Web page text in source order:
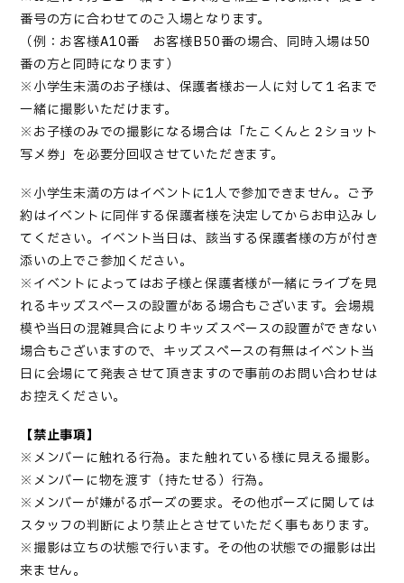
番号の方に合わせてのご入場となります。
（例：お客様A→10番 お客様B→50番の場合、同時入場は50
番の方と同時になります）
※小学生未満のお子様は、保護者様お一人に対して１名まで
一緒に撮影いただけます。
※お子様のみでの撮影になる場合は「たこくんと２ショット
写メ券」を必要分回収させていただきます。
※小学生未満の方はイベントに1人で参加できません。ご予
約はイベントに同伴する保護者様を決定してからお申込みし
てください。イベント当日は、該当する保護者様の方が付き
添いの上でご参加ください。
※イベントによってはお子様と保護者様が一緒にライブを見
れるキッズスペースの設置がある場合もございます。会場規
模や当日の混雑具合によりキッズスペースの設置ができない
場合もございますので、キッズスペースの有無はイベント当
日に会場にて発表させて頂きますので事前のお問い合わせは
お控えください。
【禁止事項】
※メンバーに触れる行為。また触れている様に見える撮影。
※メンバーに物を渡す（持たせる）行為。
※メンバーが嫌がるポーズの要求。その他ポーズに関しては
スタッフの判断により禁止とさせていただく事もあります。
※撮影は立ちの状態で行います。その他の状態での撮影は出
来ません。